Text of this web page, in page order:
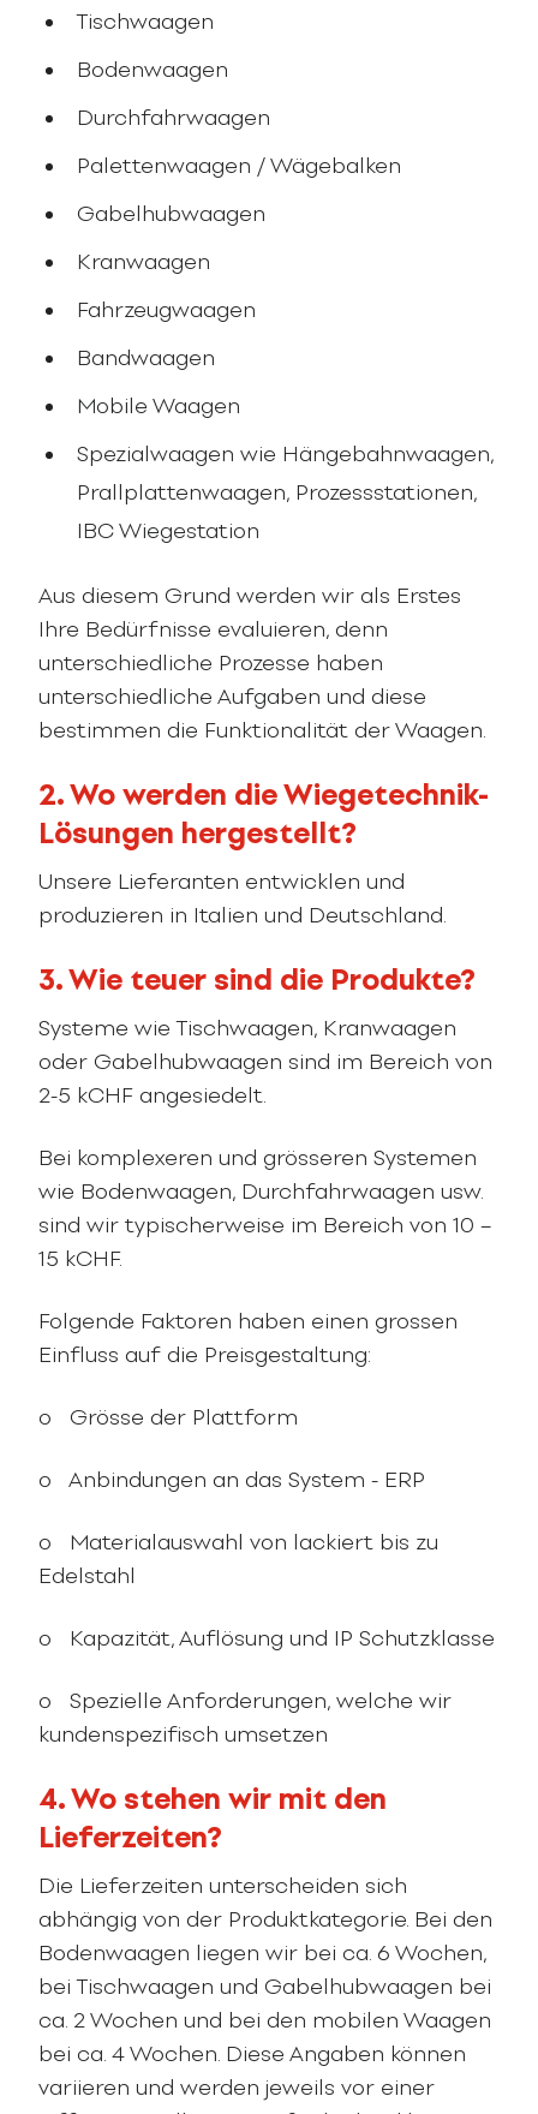
Tischwaagen
Bodenwaagen
Durchfahrwaagen
Palettenwaagen / Wägebalken
Gabelhubwaagen
Kranwaagen
Fahrzeugwaagen
Bandwaagen
Mobile Waagen
Spezialwaagen wie Hängebahnwaagen,
Prallplattenwaagen, Prozessstationen,
IBC Wiegestation
Aus diesem Grund werden wir als Erstes
Ihre Bedürfnisse evaluieren, denn
unterschiedliche Prozesse haben
unterschiedliche Aufgaben und diese
bestimmen die Funktionalität der Waagen.
2. Wo werden die Wiegetechnik-
Lösungen hergestellt?
Unsere Lieferanten entwicklen und
produzieren in Italien und Deutschland.
3. Wie teuer sind die Produkte?
Systeme wie Tischwaagen, Kranwaagen
oder Gabelhubwaagen sind im Bereich von
2-5 kCHF angesiedelt.
Bei komplexeren und grösseren Systemen
wie Bodenwaagen, Durchfahrwaagen usw.
sind wir typischerweise im Bereich von 10 –
15 kCHF.
Folgende Faktoren haben einen grossen
Einfluss auf die Preisgestaltung:
o Grösse der Plattform
o Anbindungen an das System - ERP
o Materialauswahl von lackiert bis zu
Edelstahl
o Kapazität, Auflösung und IP Schutzklasse
o Spezielle Anforderungen, welche wir
kundenspezifisch umsetzen
4. Wo stehen wir mit den
Lieferzeiten?
Die Lieferzeiten unterscheiden sich
abhängig von der Produktkategorie. Bei den
Bodenwaagen liegen wir bei ca. 6 Wochen,
bei Tischwaagen und Gabelhubwaagen bei
ca. 2 Wochen und bei den mobilen Waagen
bei ca. 4 Wochen. Diese Angaben können
variieren und werden jeweils vor einer